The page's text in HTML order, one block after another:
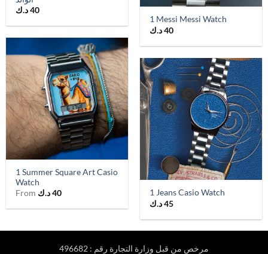
40د.ك
1 Messi Messi Watch
40د.ك
1 Summer Square Art Casio
Watch
From
40د.ك
1 Jeans Casio Watch
45د.ك
مرخص من قبل وزارة التجارة رقم : 496682